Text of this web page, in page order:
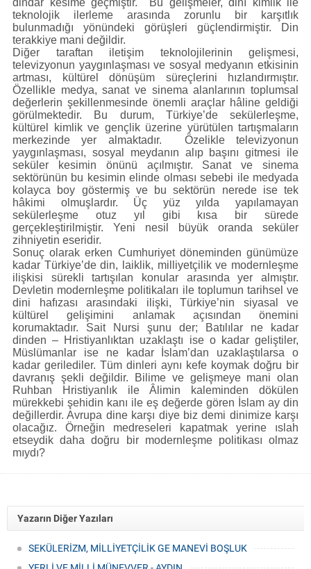
dindar kesime geçmiştir. Bu gelişmeler, dinî kimlik ile
teknolojik ilerleme arasında zorunlu bir karşıtlık
bulunmadığı yönündeki görüşleri güçlendirmiştir. Din
terakkiye mani değildir.
Diğer taraftan iletişim teknolojilerinin gelişmesi,
televizyonun yaygınlaşması ve sosyal medyanın etkisinin
artması, kültürel dönüşüm süreçlerini hızlandırmıştır.
Özellikle medya, sanat ve sinema alanlarının toplumsal
değerlerin şekillenmesinde önemli araçlar hâline geldiği
görülmektedir. Bu durum, Türkiye’de sekülerleşme,
kültürel kimlik ve gençlik üzerine yürütülen tartışmaların
merkezinde yer almaktadır. Özelikle televizyonun
yaygınlaşması, sosyal meydanın alıp başını gitmesi ile
seküler kesimin önünü açılmıştır. Sanat ve sinema
sektörünün bu kesimin elinde olması sebebi ile medyada
kolayca boy göstermiş ve bu sektörün nerede ise tek
hâkimi olmuşlardır. Üç yüz yılda yapılamayan
sekülerleşme otuz yıl gibi kısa bir sürede
gerçekleştirilmiştir. Yeni nesil büyük oranda seküler
zihniyetin eseridir.
Sonuç olarak erken Cumhuriyet döneminden günümüze
kadar Türkiye’de din, laiklik, milliyetçilik ve modernleşme
ilişkisi sürekli tartışılan konular arasında yer almıştır.
Devletin modernleşme politikaları ile toplumun tarihsel ve
dini hafızası arasındaki ilişki, Türkiye’nin siyasal ve
kültürel gelişimini anlamak açısından önemini
korumaktadır. Sait Nursi şunu der; Batılılar ne kadar
dinden – Hristiyanlıktan uzaklaştı ise o kadar geliştiler,
Müslümanlar ise ne kadar İslam’dan uzaklaştılarsa o
kadar gerilediler. Tüm dinleri aynı kefe koymak doğru bir
davranış şekli değildir. Bilime ve gelişmeye mani olan
Ruhban Hristiyanlık ile Âlimin kaleminden dökülen
mürekkebi şehidin kanı ile eş değerde gören İslam ay din
değillerdir. Avrupa dine karşı diye biz demi dinimize karşı
olacağız. Örneğin medreseleri kapatmak yerine ıslah
etseydik daha doğru bir modernleşme politikası olmaz
mıydı?
Yazarın Diğer Yazıları
SEKÜLERİZM, MİLLİYETÇİLİK GE MANEVİ BOŞLUK